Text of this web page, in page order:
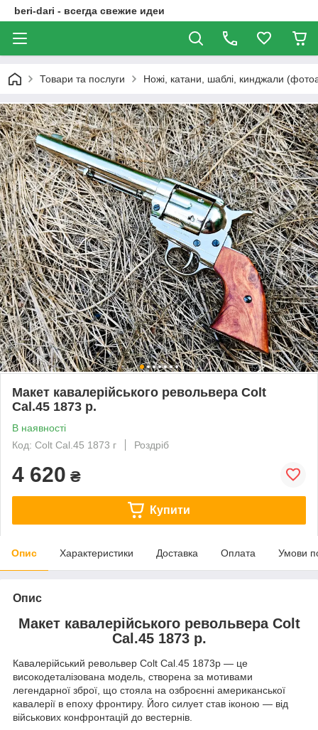
beri-dari - всегда свежие идеи
Товари та послуги Ножі, катани, шаблі, кинджали
Макет кавалерійського револьвера Colt
Cal.45 1873 р.
В наявності
Код: Colt Cal.45 1873 г
Роздріб
4 620 ₴
Купити
Опис Характеристики Доставка Оплата Умови
Опис
Макет кавалерійського револьвера Colt
Cal.45 1873 р.
Кавалерійський револьвер Colt Cal.45 1873р — це
високодеталізована модель, створена за мотивами
легендарної зброї, що стояла на озброєнні американської
кавалерії в епоху фронтиру. Його силует став іконою — від
військових конфронтацій до вестернів.